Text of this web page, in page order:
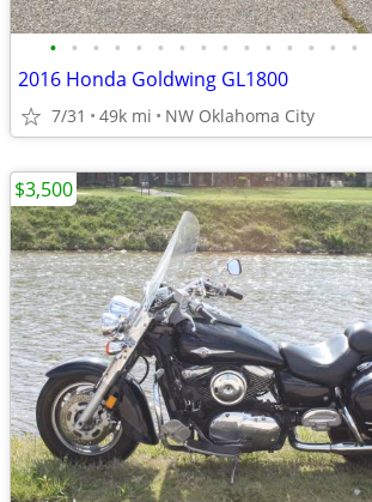
• • • • • • • • • • • • • • •
2016 Honda Goldwing GL1800
7/31 49k mi NW Oklahoma City
$3,500